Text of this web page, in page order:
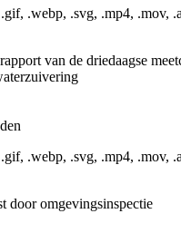
.webp, .svg, .mp4, .mov,
van de driedaagse
.webp, .svg, .mp4, .mov,
door omgevingsinspectie